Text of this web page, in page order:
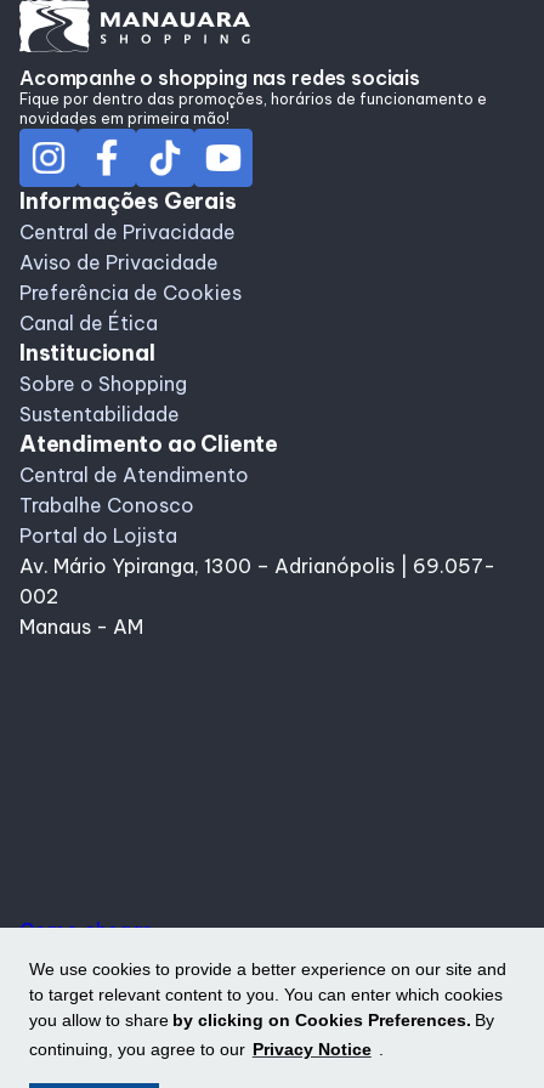
We use cookies to provide a better experience on our site and
to target relevant content to you. You can enter which cookies
you allow to share by clicking on Cookies Preferences. By
continuing, you agree to our Privacy Notice .
Acompanhe o shopping nas redes sociais
Fique por dentro das promoções, horários de funcionamento e
novidades em primeira mão!
Informações Gerais
Central de Privacidade
Aviso de Privacidade
Preferência de Cookies
Canal de Ética
Institucional
Sobre o Shopping
Sustentabilidade
Atendimento ao Cliente
Central de Atendimento
Trabalhe Conosco
Portal do Lojista
Av. Mário Ypiranga, 1300 – Adrianópolis | 69.057-
002
Manaus - AM
Como chegar